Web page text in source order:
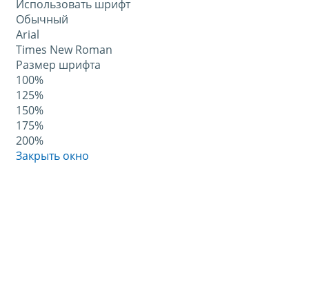
Использовать шрифт
Обычный
Arial
Times New Roman
Размер шрифта
100%
125%
150%
175%
200%
Закрыть окно